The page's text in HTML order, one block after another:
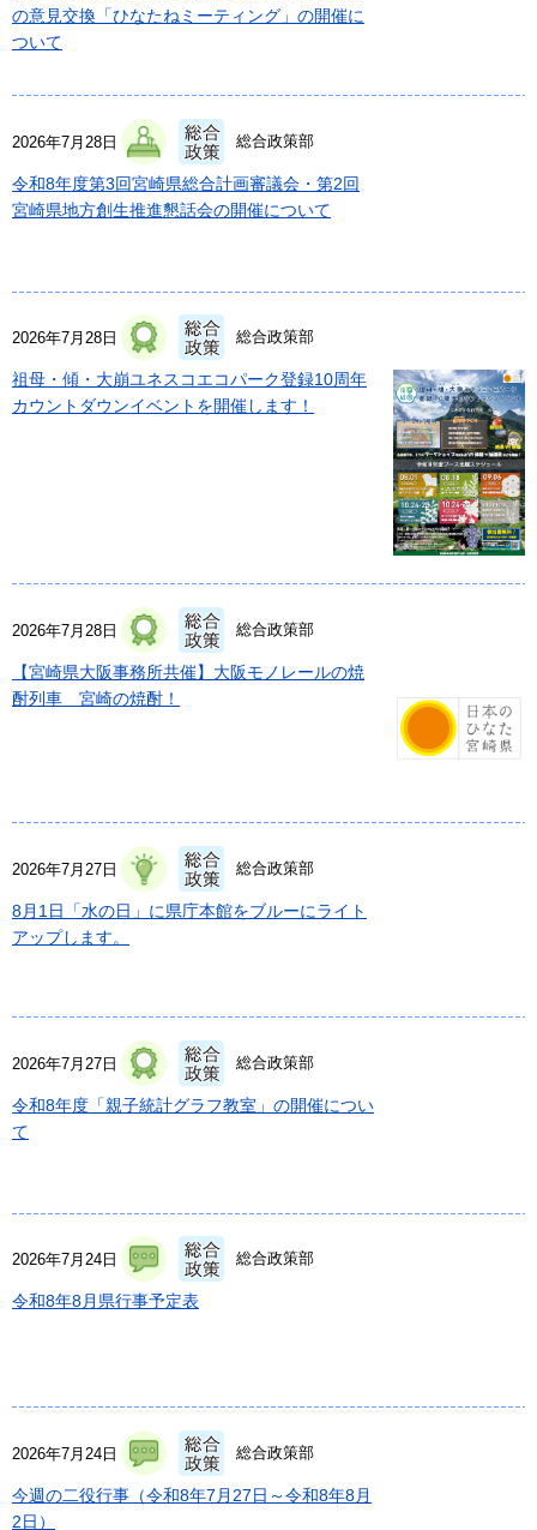
の意見交換「ひなたねミーティング」の開催に
ついて
2026年7月28日 総合政策部
令和8年度第3回宮崎県総合計画審議会・第2回
宮崎県地方創生推進懇話会の開催について
2026年7月28日 総合政策部
祖母・傾・大崩ユネスコエコパーク登録10周年
カウントダウンイベントを開催します！
2026年7月28日 総合政策部
【宮崎県大阪事務所共催】大阪モノレールの焼
酎列車 宮崎の焼酎！
2026年7月27日 総合政策部
8月1日「水の日」に県庁本館をブルーにライト
アップします。
2026年7月27日 総合政策部
令和8年度「親子統計グラフ教室」の開催につい
て
2026年7月24日 総合政策部
令和8年8月県行事予定表
2026年7月24日 総合政策部
今週の二役行事（令和8年7月27日～令和8年8月
2日）